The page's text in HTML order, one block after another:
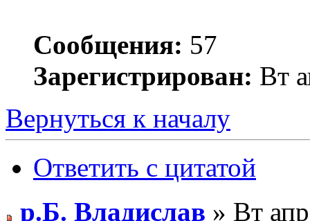
Сообщения: 57
Зарегистрирован: Вт
Вернуться к началу
Ответить с цитатой
р.Б. Владислав » Вт